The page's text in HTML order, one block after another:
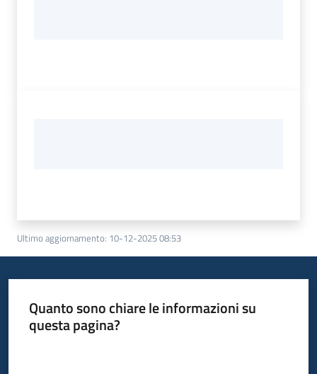
Ultimo aggiornamento: 10-12-2025 08:53
Quanto sono chiare le informazioni su
questa pagina?